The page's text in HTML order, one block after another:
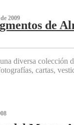
2009
de
diversa colección
cartas,